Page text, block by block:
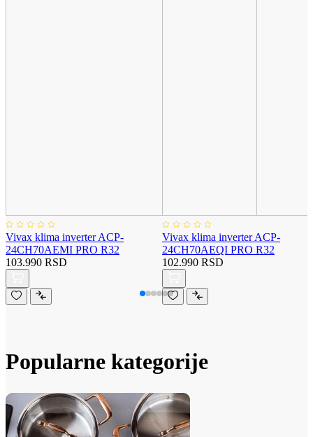
Vivax klima inverter ACP-
24CH70AEMI PRO R32
103.990 RSD
Vivax klima inverter ACP-
24CH70AEQI PRO R32
102.990 RSD
Popularne kategorije